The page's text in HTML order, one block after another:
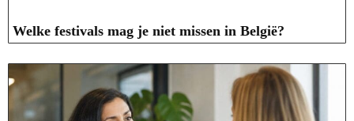
Welke festivals mag je niet missen in België?